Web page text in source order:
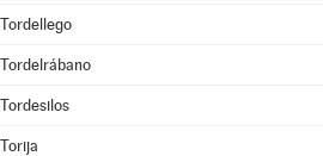
Tordellego
Tordelrábano
Tordesilos
Torija